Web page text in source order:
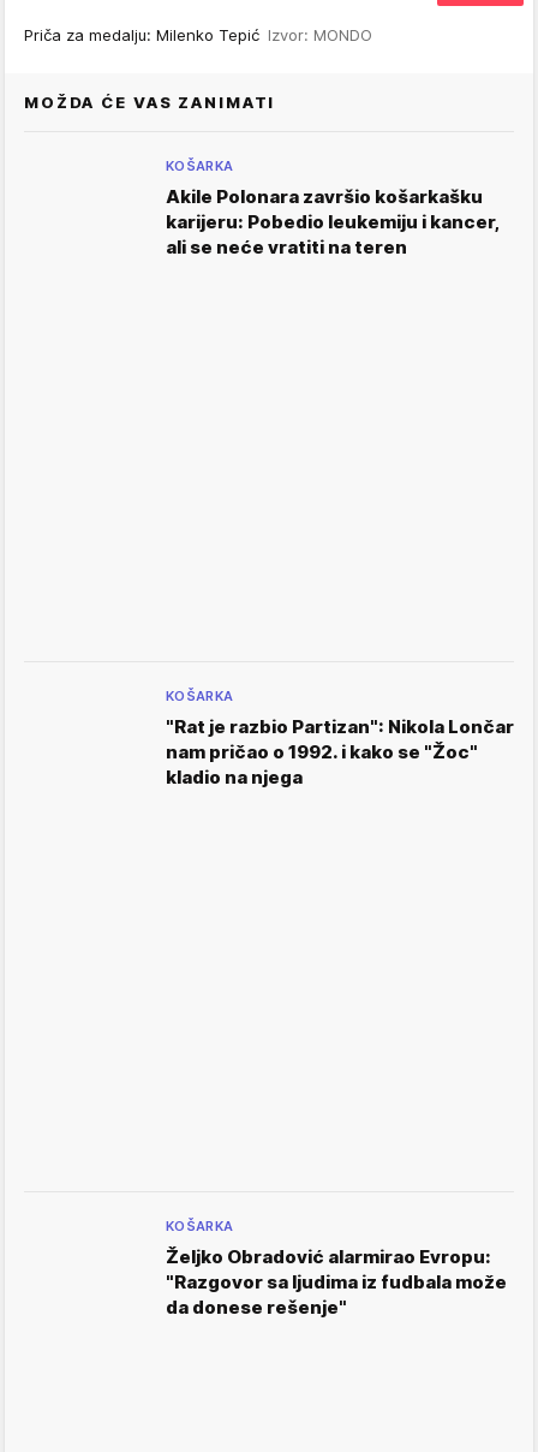
Priča za medalju: Milenko Tepić Izvor: MONDO
MOŽDA ĆE VAS ZANIMATI
KOŠARKA
Akile Polonara završio košarkašku
karijeru: Pobedio leukemiju i kancer,
ali se neće vratiti na teren
KOŠARKA
"Rat je razbio Partizan": Nikola Lončar
nam pričao o 1992. i kako se "Žoc"
kladio na njega
KOŠARKA
Željko Obradović alarmirao Evropu:
"Razgovor sa ljudima iz fudbala može
da donese rešenje"